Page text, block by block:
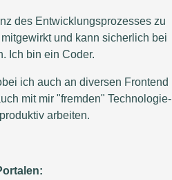
des Entwicklungsprozesses zu
und kann sicherlich bei
Ich bin ein Coder.
ich auch an diversen Frontend
mit mir "fremden" Technologie-
arbeiten.